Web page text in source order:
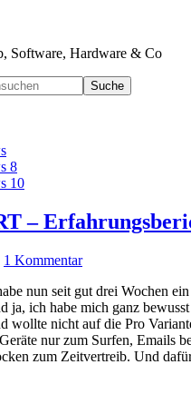
Software, Hardware & Co
8
10
–
1 Kommentar
nun seit gut drei Wochen
ja, ich habe mich ganz
wollte nicht auf die Pro
nur zum Surfen, Emails
zum Zeitvertreib. Und